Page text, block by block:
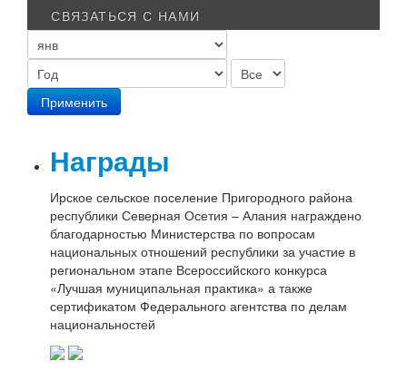
СВЯЗАТЬСЯ С НАМИ
Применить
Награды
Ирское сельское поселение Пригородного района
республики Северная Осетия – Алания награждено
благодарностью Министерства по вопросам
национальных отношений республики за участие в
региональном этапе Всероссийского конкурса
«Лучшая муниципальная практика» а также
сертификатом Федерального агентства по делам
национальностей